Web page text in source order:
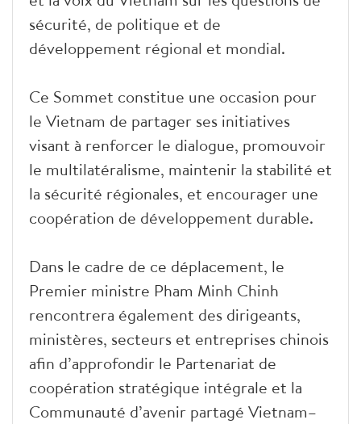
sécurité, de politique et de
développement régional et mondial.
Ce Sommet constitue une occasion pour
le Vietnam de partager ses initiatives
visant à renforcer le dialogue, promouvoir
le multilatéralisme, maintenir la stabilité et
la sécurité régionales, et encourager une
coopération de développement durable.
Dans le cadre de ce déplacement, le
Premier ministre Pham Minh Chinh
rencontrera également des dirigeants,
ministères, secteurs et entreprises chinois
afin d’approfondir le Partenariat de
coopération stratégique intégrale et la
Communauté d’avenir partagé Vietnam–